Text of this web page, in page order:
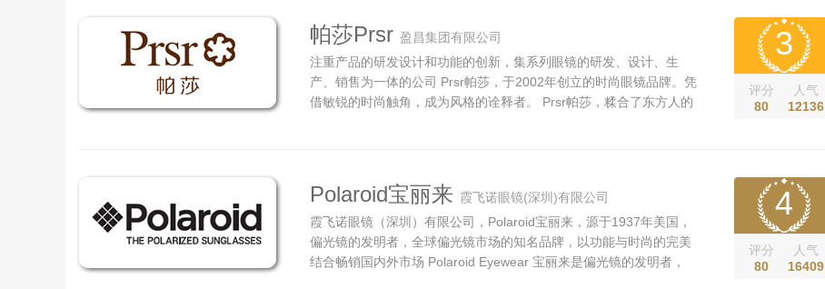
帕莎Prsr 盈昌集团有限公司
注重产品的研发设计和功能的创新，集系列眼镜的研发、设计、生
产、销售为一体的公司 Prsr帕莎，于2002年创立的时尚眼镜品牌。凭
借敏锐的时尚触角，成为风格的诠释者。 Prsr帕莎，糅合了东方人的
3
评分
80
人气
12136
Polaroid宝丽来 霞飞诺眼镜(深圳)有限公司
霞飞诺眼镜（深圳）有限公司，Polaroid宝丽来，源于1937年美国，
偏光镜的发明者，全球偏光镜市场的知名品牌，以功能与时尚的完美
结合畅销国内外市场 Polaroid Eyewear 宝丽来是偏光镜的发明者，
4
评分
80
人气
16409